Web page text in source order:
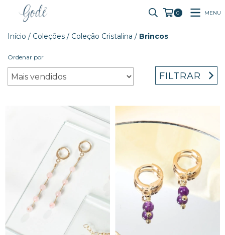
0 MENU
Início / Coleções / Coleção Cristalina / Brincos
Ordenar por
FILTRAR